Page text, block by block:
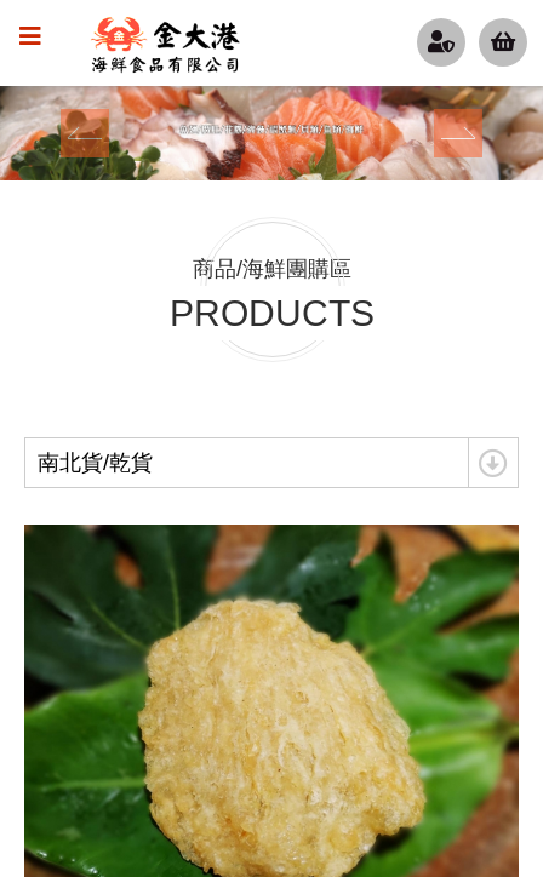
scroll down
商品/海鮮團購區
PRODUCTS
南北貨/乾貨